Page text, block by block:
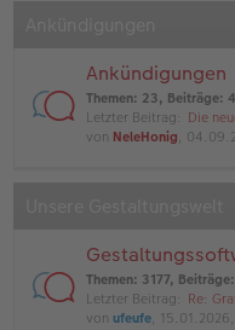
Ankündigungen
Themen: 23, Beiträge:
Letzter Beitrag: Die
von NeleHonig,
Themen: 3177, Beiträge:
Letzter Beitrag: Re:
von ufeufe,